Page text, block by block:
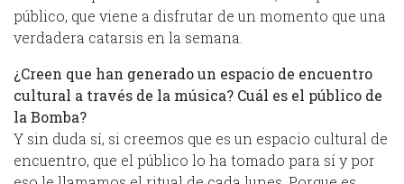
público, que viene a disfrutar de un momento que una
verdadera catarsis en la semana.
¿Creen que han generado un espacio de encuentro
cultural a través de la música? Cuál es el público de
la Bomba?
Y sin duda sí, si creemos que es un espacio cultural de
encuentro, que el público lo ha tomado para sí y por